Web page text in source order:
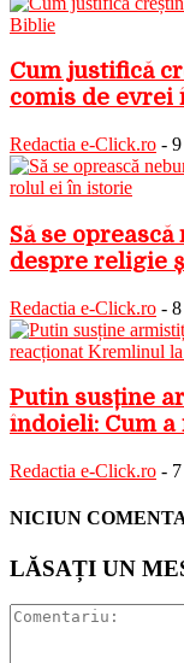
Cum justifică
comis de evrei
Redactia e-Click.ro -
Să se
despre religie
Redactia e-Click.ro -
Putin susține
îndoieli: Cum
Redactia e-Click.ro -
NICIUN
LĂSAȚI UN